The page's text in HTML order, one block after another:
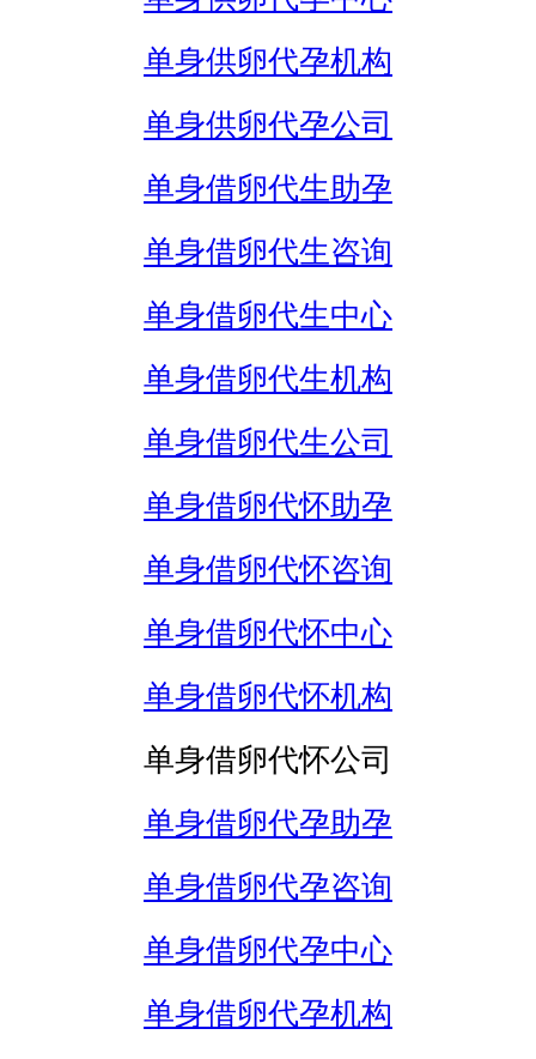
单身供卵代孕机构
单身供卵代孕公司
单身借卵代生助孕
单身借卵代生咨询
单身借卵代生中心
单身借卵代生机构
单身借卵代生公司
单身借卵代怀助孕
单身借卵代怀咨询
单身借卵代怀中心
单身借卵代怀机构
单身借卵代怀公司
单身借卵代孕助孕
单身借卵代孕咨询
单身借卵代孕中心
单身借卵代孕机构